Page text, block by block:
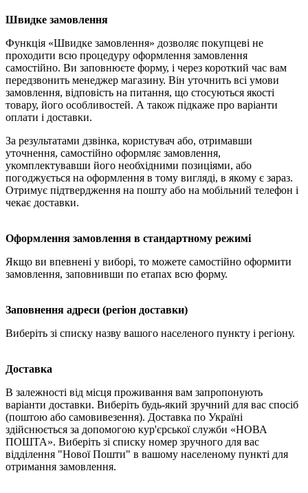
Швидке замовлення
Функція «Швидке замовлення» дозволяє покупцеві не
проходити всю процедуру оформлення замовлення
самостійно. Ви заповнюєте форму, і через короткий час вам
передзвонить менеджер магазину. Він уточнить всі умови
замовлення, відповість на питання, що стосуються якості
товару, його особливостей. А також підкаже про варіанти
оплати і доставки.
За результатами дзвінка, користувач або, отримавши
уточнення, самостійно оформляє замовлення,
укомплектувавши його необхідними позиціями, або
погоджується на оформлення в тому вигляді, в якому є зараз.
Отримує підтвердження на пошту або на мобільний телефон і
чекає доставки.
Оформлення замовлення в стандартному режимі
Якщо ви впевнені у виборі, то можете самостійно оформити
замовлення, заповнивши по етапах всю форму.
Заповнення адреси (регіон доставки)
Виберіть зі списку назву вашого населеного пункту і регіону.
Доставка
В залежності від місця проживання вам запропонують
варіанти доставки. Виберіть будь-який зручний для вас спосіб
(поштою або самовивезення). Доставка по Україні
здійснюється за допомогою кур'єрської служби «НОВА
ПОШТА». Виберіть зі списку номер зручного для вас
відділення "Нової Пошти" в вашому населеному пункті для
отримання замовлення.